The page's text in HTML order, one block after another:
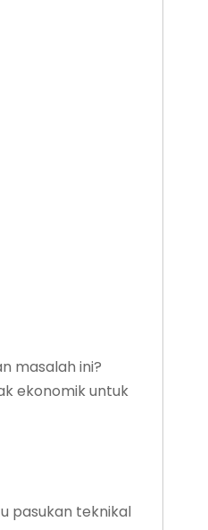
masalah ini?
ekonomik untuk
pasukan teknikal